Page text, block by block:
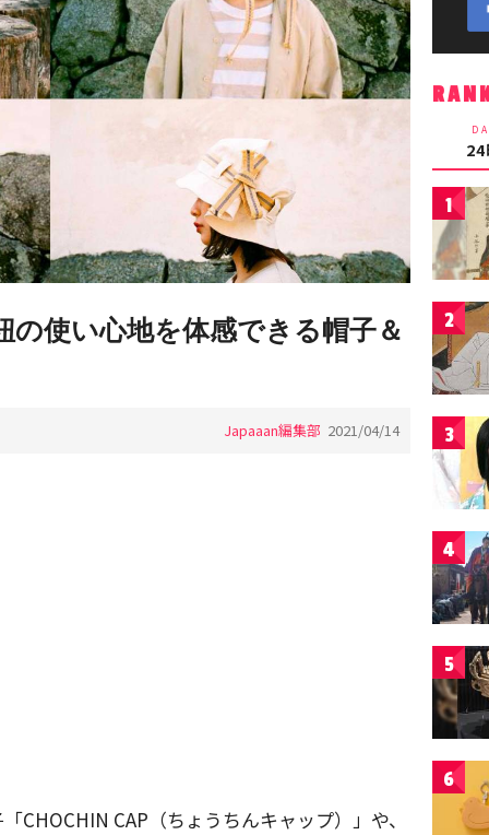
の使い心地を体感できる帽子＆
Japaaan編集部 2021/04/14
CHOCHIN CAP（ちょうちんキャップ）」や、
1
2
3
4
5
6